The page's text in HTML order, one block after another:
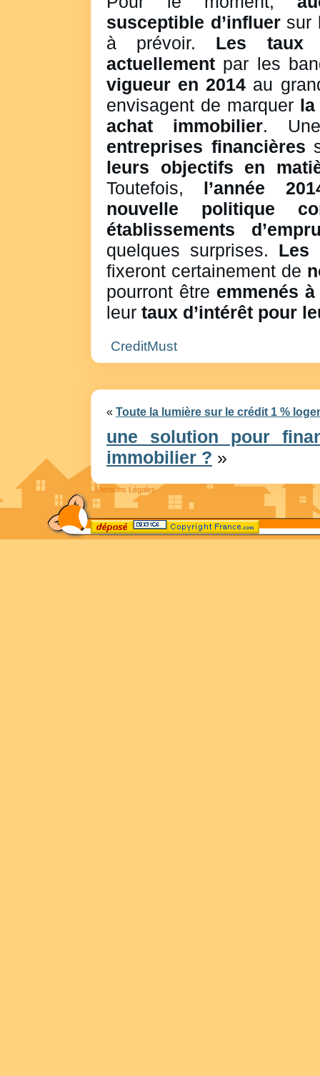
susceptible d’influersur
à prévoir. Les taux
actuellement par les
vigueur en 2014 au
envisagent de marquer la
achat immobilier.
entreprises financières
leurs objectifs en
Toutefois, l’année
nouvelle politique
établissements
quelques surprises. Les
fixeront certainement de
pourront être emmenés
leur taux d’intérêt pour
CreditMust
« Toute la lumière sur le crédit 1 %
une solution pour
immobilier ? »
Mentions Légales